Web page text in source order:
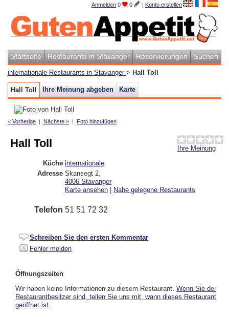
Anmelden 0 0 | Konto erstellen
Startseite Restaurants in Stavanger Reservierungen Suchen
internationale-Restaurants in Stavanger > Hall Toll
Hall Toll Ihre Meinung abgeben Karte
< Vorherige | Nächste > | Foto hinzufügen
Ihre Meinung
Hall Toll
Küche internationale
Adresse Skansegt 2
4006 Stavanger
Karte ansehen | Nahe gelegene Restaurants
Telefon 51 51 72 32
Schreiben Sie den ersten Kommentar
Fehler melden
Öffnungszeiten
Wir haben keine Informationen zu diesem Restaurant. Wenn Sie der
Restaurantbesitzer sind, teilen Sie uns mit, wann dieses Restaurant
geöffnet ist.